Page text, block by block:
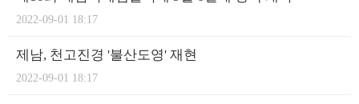
2022-09-01 18:17
제남, 천고진경 '불산도영' 재현
2022-09-01 18:17